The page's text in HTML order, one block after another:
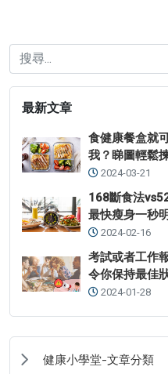
最新文章
食健康餐盒就
我？睇圖輕鬆
2024-03-21
168斷食法
最快瘦身一秒
2024-02-16
考試或者工作
令你保持最佳
2024-01-28
健康小學堂-文章分類